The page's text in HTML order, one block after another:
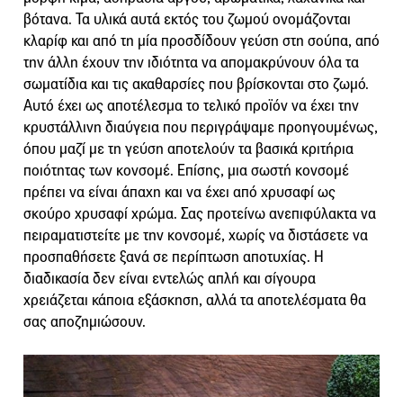
βότανα. Τα υλικά αυτά εκτός του ζωμού ονομάζονται
κλαρίφ και από τη μία προσδίδουν γεύση στη σούπα, από
την άλλη έχουν την ιδιότητα να απομακρύνουν όλα τα
σωματίδια και τις ακαθαρσίες που βρίσκονται στο ζωμό.
Αυτό έχει ως αποτέλεσμα το τελικό προϊόν να έχει την
κρυστάλλινη διαύγεια που περιγράψαμε προηγουμένως,
όπου μαζί με τη γεύση αποτελούν τα βασικά κριτήρια
ποιότητας των κονσομέ. Επίσης, μια σωστή κονσομέ
πρέπει να είναι άπαχη και να έχει από χρυσαφί ως
σκούρο χρυσαφί χρώμα. Σας προτείνω ανεπιφύλακτα να
πειραματιστείτε με την κονσομέ, χωρίς να διστάσετε να
προσπαθήσετε ξανά σε περίπτωση αποτυχίας. Η
διαδικασία δεν είναι εντελώς απλή και σίγουρα
χρειάζεται κάποια εξάσκηση, αλλά τα αποτελέσματα θα
σας αποζημιώσουν.